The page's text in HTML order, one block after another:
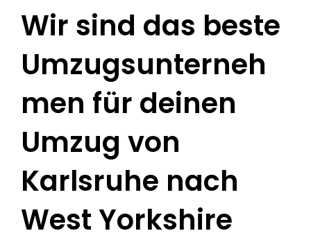
Wir sind das beste
Umzugsunterneh
men für deinen
Umzug von
Karlsruhe nach
West Yorkshire